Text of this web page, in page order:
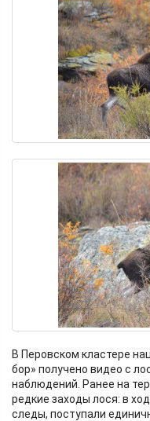
В Перовском кластере
бор» получено видео с
наблюдений. Ранее на
редкие заходы лося: в
следы, поступали